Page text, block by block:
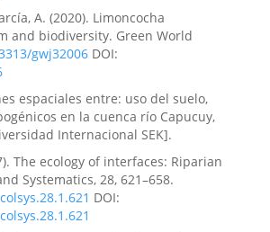
A. (2020). Limoncocha
and biodiversity. Green World
gwj32006 DOI:
espaciales entre: uso del suelo,
en la cuenca río Capucuy,
Internacional SEK].
The ecology of interfaces: Riparian
Systematics, 28, 621–658.
DOI: